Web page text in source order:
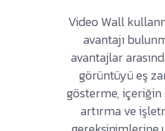
Video Wall
avantajı
avantajlar
görüntüyü eş
gösterme,
artırma ve